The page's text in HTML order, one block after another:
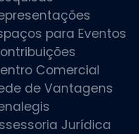
para Eventos
Comercial
de Vantagens
Jurídica